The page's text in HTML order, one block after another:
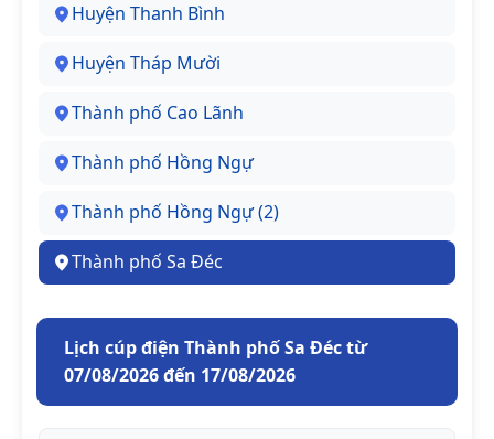
Huyện Thanh Bình
Huyện Tháp Mười
Thành phố Cao Lãnh
Thành phố Hồng Ngự
Thành phố Hồng Ngự (2)
Thành phố Sa Đéc
Lịch cúp điện Thành phố Sa Đéc từ
07/08/2026 đến 17/08/2026